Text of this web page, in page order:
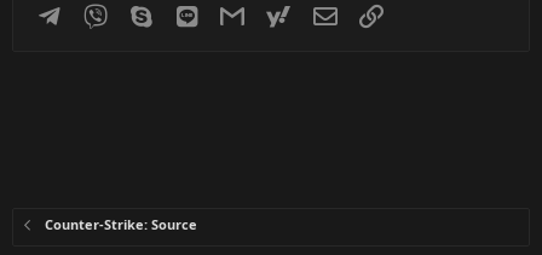
Telegram
Viber Skype Line GmailyahoomailЭлектронная почта
Counter-Strike: Source